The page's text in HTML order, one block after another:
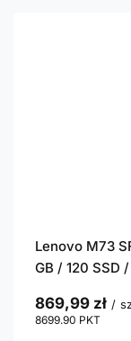
Lenovo M73
GB / 120 SSD
869,99 zł /
8699.90 PKT